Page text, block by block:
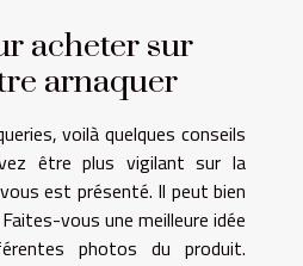
acheter sur
arnaquer
voilà quelques conseils
être plus vigilant sur la
est présenté. Il peut bien
vous une meilleure idée
photos du produit.